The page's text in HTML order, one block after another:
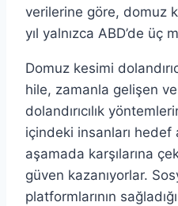
verilerine göre, domuz
yıl yalnızca ABD’de üç
Domuz kesimi
hile, zamanla gelişen
dolandırıcılık
içindeki insanları hedef
aşamada karşılarına
güven kazanıyorlar.
platformlarının